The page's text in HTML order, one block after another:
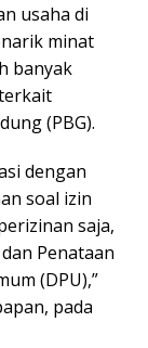
usaha di
minat
banyak
(PBG).
dengan
soal izin
saja,
Penataan
(DPU),”
pada